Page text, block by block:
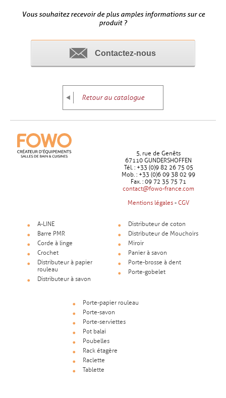
Vous souhaitez recevoir de plus amples informations sur ce
produit ?
Contactez-nous
Retour au catalogue
5, rue de Genêts
67110 GUNDERSHOFFEN
Tél. : +33 (0)9 82 26 75 05
Mob. : +33 (0)6 09 38 02 99
Fax. : 09 72 35 75 71
contact@fowo-france.com
Mentions légales - CGV
A-LINE
Barre PMR
Corde à linge
Crochet
Distributeur à papier
rouleau
Distributeur à savon
Distributeur de coton
Distributeur de Mouchoirs
Miroir
Panier à savon
Porte-brosse à dent
Porte-gobelet
Porte-papier rouleau
Porte-savon
Porte-serviettes
Pot balai
Poubelles
Rack étagère
Raclette
Tablette